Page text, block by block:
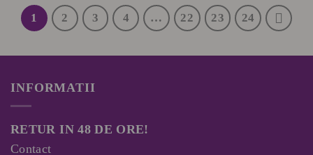
1 2 3 4 … 22 23 24
INFORMATII
RETUR IN 48 DE ORE!
Contact